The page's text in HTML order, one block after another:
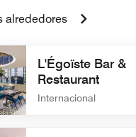
alrededores
L'Égoïste Bar &
Restaurant
Internacional
L'Égoïste Bar &